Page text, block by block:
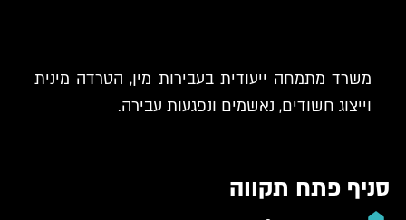
משרד מתמחה ייעודית בעבירות מין, הטרדה מינית
וייצוג חשודים, נאשמים ונפגעות עבירה.
סניף פתח תקווה